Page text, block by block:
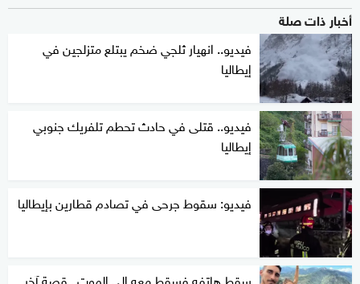
أخبار ذات صلة
فيديو.. انهيار ثلجي ضخم يبتلع متزلجين في
إيطاليا
فيديو.. قتلى في حادث تحطم تلفريك جنوبي
إيطاليا
فيديو: سقوط جرحى في تصادم قطارين بإيطاليا
سقط هاتفه فسقط معه إلى الموت.. قصة آخر